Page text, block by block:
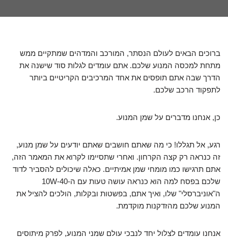
ברוכים הבאים לעולם הנסתר, המורכב והמדהים שמתקיים ממש
מתחת למכסה המנוע שלכם. אתם עומדים לגלות סוד שישנה את
הדרך שבה אתם תופסים את אחד המרכיבים הקריטיים ביותר
לתפקוד הרכב שלכם.
כן, אנחנו מדברים על שמן המנוע.
רגע, אל תגללו! כי מה שאתם חושבים שאתם יודעים על שמן מנוע,
זה כנראה רק קצה הקרחון. ואחרי שתסיימו לקרוא את המאמר הזה,
אתם תרגישו כמו מומחי שמן אמיתיים. כאלה שיכולים להסביר לדוד
שלכם בפסח למה הוא כנראה עושה טעות עם ה-10W-40
ה"אוניברסלי" שלו, ואיך אתם, בפשטות ובקלות, הולכים להציל את
המנוע שלכם מהזדקנות מוקדמת.
אנחנו עומדים לצלול יחד לנבכי עולם שמני המנוע, לפרק מיתוסים